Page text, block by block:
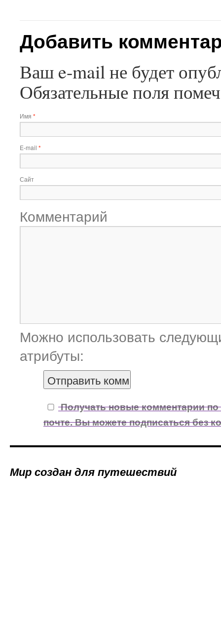
Добавить
Ваш e-mail не будет
Обязательные поля
Имя *
E-mail *
Сайт
Комментарий
Можно использовать
атрибуты:
Получать новые комментарии по
почте. Вы можете подписаться без
Мир создан для путешествий